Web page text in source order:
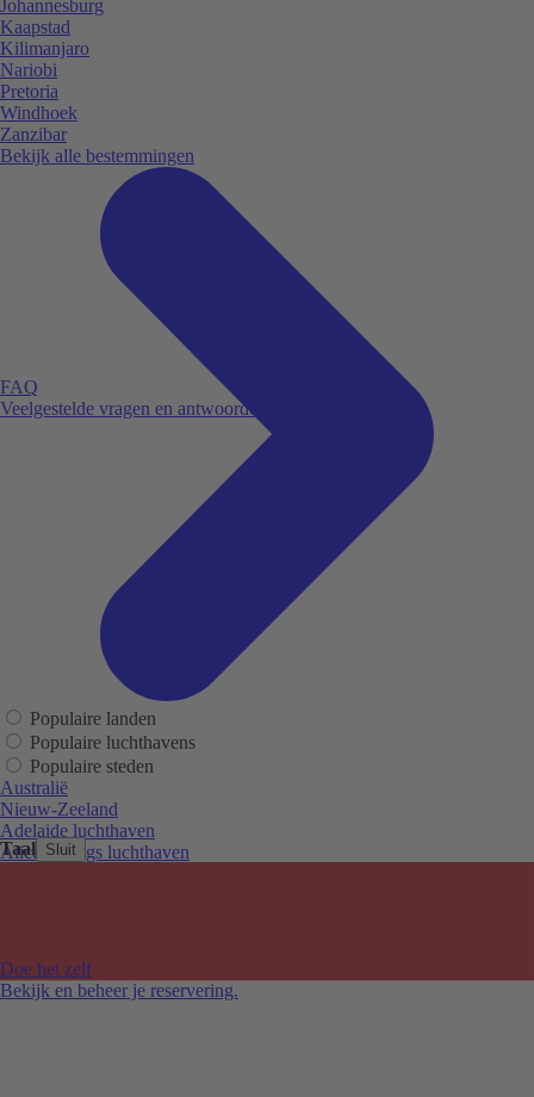
Taal Sluit
FAQ
Veelgestelde vragen en antwoorden.
Doe het zelf
Bekijk en beheer je reservering.
Johannesburg
Kaapstad
Kilimanjaro
Nariobi
Pretoria
Windhoek
Zanzibar
Bekijk alle bestemmingen
Populaire landen
Populaire luchthavens
Populaire steden
Australië
Nieuw-Zeeland
Adelaide luchthaven
Alice Springs luchthaven
Melbourne Tullamarine luchthaven
Perth luchthaven
Sydney luchthaven